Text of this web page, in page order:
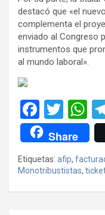
destacó que «el
complementa el
enviado al Congreso
instrumentos que
al mundo laboral».
F
a
ce
b
o
T
wi
tt
er
W
h
at
s
A
Share
Etiquetas: afip,
Monotribustistas,